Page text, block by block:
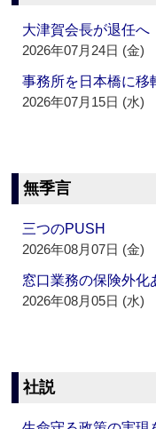
大津賀会長が退任
2026年07月24日 (金)
事務所を日本橋に
2026年07月15日 (水)
無季言
三つのPUSH
2026年08月07日 (金)
窓口業務の保険外化
2026年08月05日 (水)
社説